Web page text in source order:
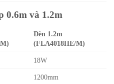
0.6m và 1.2m
Đèn 1.2m
(FLA4018HE/M)
18W
1200mm